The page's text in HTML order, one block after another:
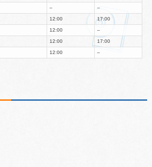
– –
12:00 17:00
12:00 –
12:00 17:00
12:00 –